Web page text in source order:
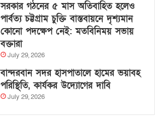
সরকার গঠনের ৫ মাস অতিবাহিত হলেও
পার্বত্য চট্টগ্রাম চুক্তি বাস্তবায়নে দৃশ্যমান
কোনো পদক্ষেপ নেই: মতবিনিময় সভায়
বক্তারা
July 29, 2026
বান্দরবান সদর হাসপাতালে হামের ভয়াবহ
পরিস্থিতি, কার্যকর উদ্যোগের দাবি
July 29, 2026